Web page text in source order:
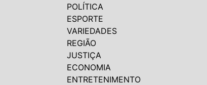
POLÍTICA
ESPORTE
VARIEDADES
REGIÃO
JUSTIÇA
ECONOMIA
ENTRETENIMENTO